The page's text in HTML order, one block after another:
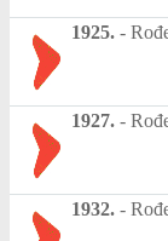
1925. -
1927. -
1932. -